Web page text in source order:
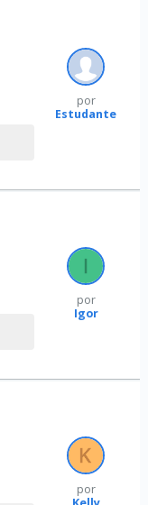
por
Estudante
por
Igor
por